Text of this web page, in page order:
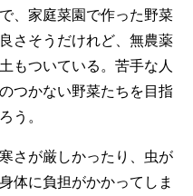
、家庭菜園で作った野菜
さそうだけれど、無農薬
もついている。苦手な人
つかない野菜たちを目指
う。
さが厳しかったり、虫が
体に負担がかかってしま